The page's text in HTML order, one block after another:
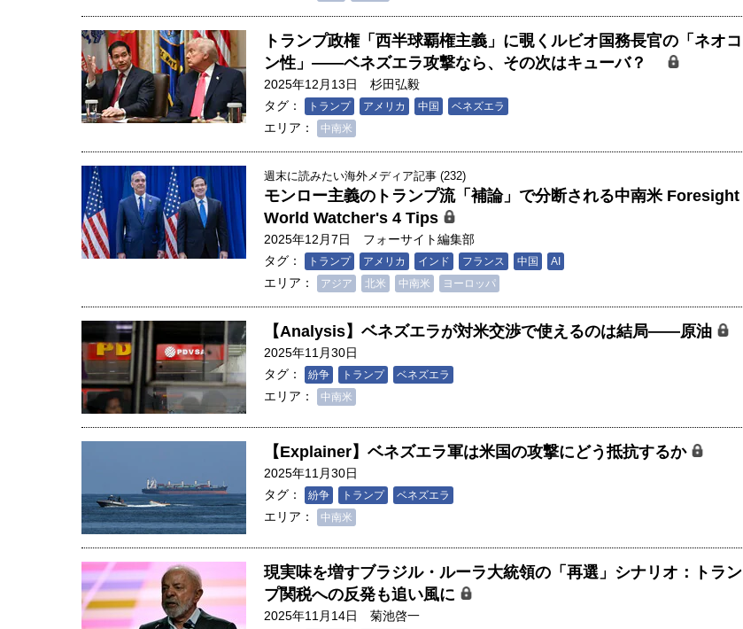
トランプ政権「西半球覇権主義」に覗くルビオ国務長官の「ネオコ
ン性」――ベネズエラ攻撃なら、その次はキューバ？
2025年12月13日
杉田弘毅
タグ：
トランプ アメリカ 中国 ベネズエラ
エリア： 中南米
週末に読みたい海外メディア記事 (232)
モンロー主義のトランプ流「補論」で分断される中南米 Foresight
World Watcher's 4 Tips
2025年12月7日
フォーサイト編集部
タグ：
トランプ アメリカ インド フランス 中国 AI
エリア： アジア 北米 中南米 ヨーロッパ
【Analysis】ベネズエラが対米交渉で使えるのは結局――原油
2025年11月30日
タグ：
紛争 トランプ ベネズエラ
エリア： 中南米
【Explainer】ベネズエラ軍は米国の攻撃にどう抵抗するか
2025年11月30日
タグ：
紛争 トランプ ベネズエラ
エリア： 中南米
現実味を増すブラジル・ルーラ大統領の「再選」シナリオ：トラン
プ関税への反発も追い風に
2025年11月14日
菊池啓一